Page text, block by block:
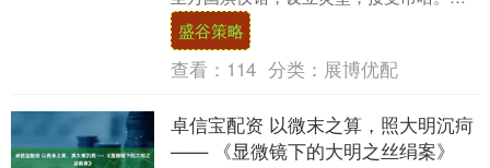
前来人数过多，原定一天的瞻仰延长至
两....
盛谷策略
查看： 114 分类： 展博优配
卓信宝配资 以微末之算，照大明沉疴
—— 《显微镜下的大明之丝绢案》